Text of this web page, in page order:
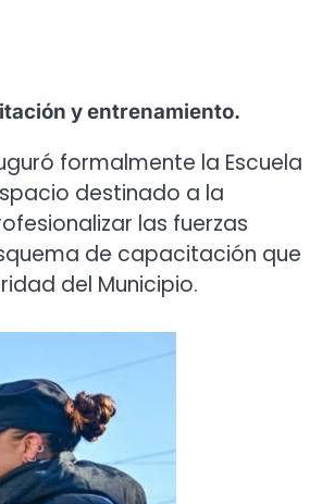
y entrenamiento.
formalmente la Escuela
destinado a la
las fuerzas
de capacitación que
del Municipio.